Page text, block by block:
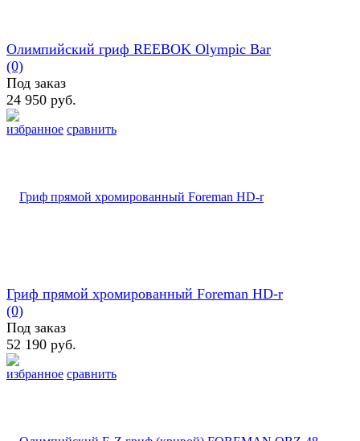
избранное сравнить
Олимпийский гриф REEBOK Olympic Bar
(0)
Под заказ
24 950 руб.
избранное сравнить
Гриф прямой хромированный Foreman HD-r
(0)
Под заказ
52 190 руб.